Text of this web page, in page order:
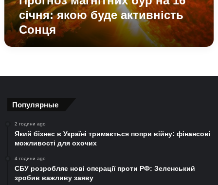
січня: якою буде активність
Сонця
Популярные
2 години ago
Який бізнес в Україні тримається попри війну: фінансові
можливості для охочих
4 години ago
СБУ розробляє нові операції проти РФ: Зеленський
зробив важливу заяву